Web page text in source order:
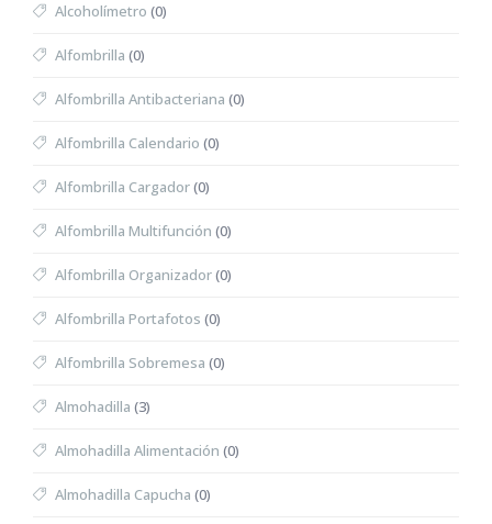
Alcoholímetro (0)
Alfombrilla (0)
Alfombrilla Antibacteriana (0)
Alfombrilla Calendario (0)
Alfombrilla Cargador(0)
Alfombrilla Multifunción (0)
Alfombrilla Organizador(0)
Alfombrilla Portafotos (0)
Alfombrilla Sobremesa (0)
Almohadilla (3)
Almohadilla Alimentación (0)
Almohadilla Capucha (0)